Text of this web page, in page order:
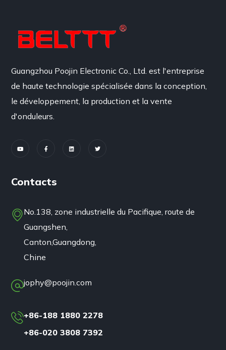
Guangzhou Poojin Electronic Co., Ltd. est l'entreprise
de haute technologie spécialisée dans la conception,
le développement, la production et la vente
d'onduleurs.
Contacts
No.138, zone industrielle du Pacifique, route de
Guangshen,
Canton,Guangdong,
Chine
jophy@poojin.com
+86-188 1880 2278
+86-020 3808 7392